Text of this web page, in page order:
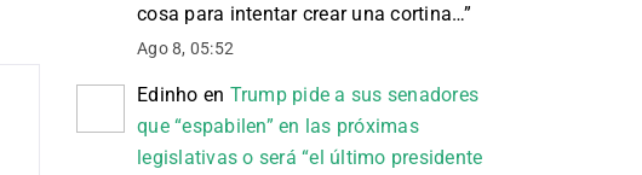
cosa para intentar crear una cortina…”
Ago 8, 05:52
Edinho en Trump pide a sus senadores
que “espabilen” en las próximas
legislativas o será “el último presidente